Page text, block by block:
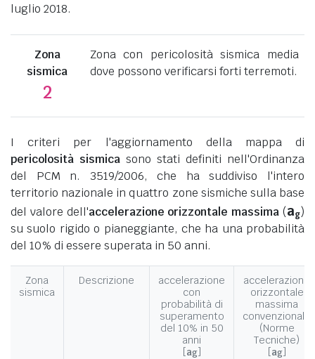
luglio 2018.
Zona
sismica
2
Zona con pericolosità sismica media
dove possono verificarsi forti terremoti.
I criteri per l'aggiornamento della mappa di
pericolosità sismica sono stati definiti nell'Ordinanza
del PCM n. 3519/2006, che ha suddiviso l'intero
territorio nazionale in quattro zone sismiche sulla base
del valore dell'accelerazione orizzontale massima (ag)
su suolo rigido o pianeggiante, che ha una probabilità
del 10% di essere superata in 50 anni.
Zona
sismica
Descrizione
accelerazione
con
probabilità di
superamento
del 10% in 50
anni
[ag]
accelerazione
orizzontale
massima
convenzionale
(Norme
Tecniche)
[ag]